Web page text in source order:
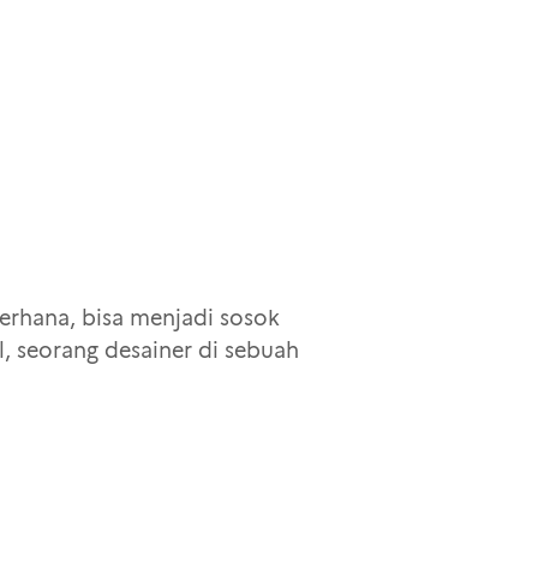
bisa menjadi sosok
seorang desainer di sebuah